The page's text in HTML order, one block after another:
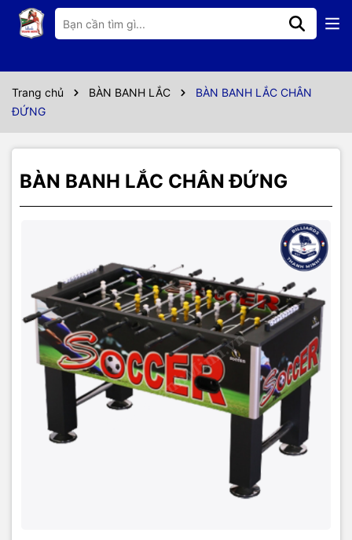
Trang chủ BÀN BANH LẮC
BÀN BANH LẮC CHÂN
ĐỨNG
BÀN BANH LẮC CHÂN ĐỨNG
Thông số kỹ thuật
ĐỐNG GÓI TRONG THÙNG , CÓ THỂ TỰ LẮP RÁP TẠI NHÀ
SẢN PHẨM BÀN CHUYÊN NGHIỆP